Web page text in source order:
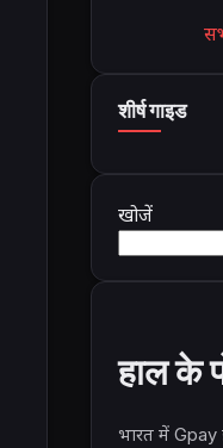
शीर्ष गाइड
खोजें
हाल के
भारत में Gpay